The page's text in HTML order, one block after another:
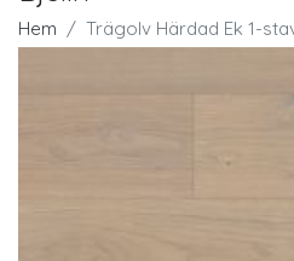
Hem Trägolv Härdad Ek 1-